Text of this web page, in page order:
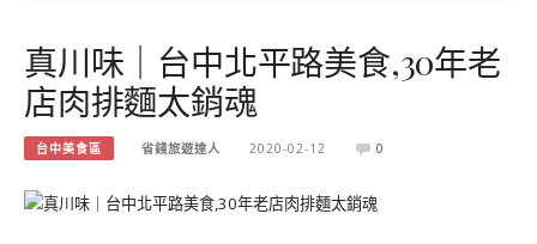
真川味｜台中北平路美食,30年老
店肉排麵太銷魂
台中美食區 省錢旅遊達人 2020-02-12 0